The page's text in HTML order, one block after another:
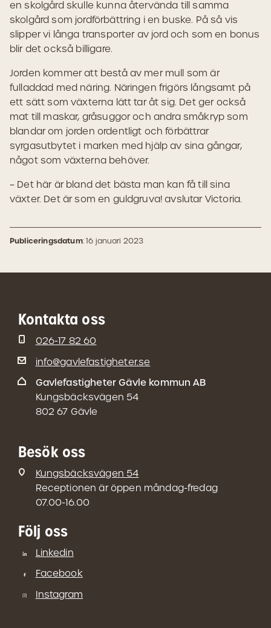
en skolgård skulle kunna återvända till samma
skolgård som jordförbättring i en buske. På så vis
slipper vi långa transporter av jord och som en bonus
blir det också billigare.
Jorden kommer att bestå av mer mull som är
fulladdad med näring. Näringen frigörs långsamt på
ett sätt som växterna lätt tar åt sig. Det ger också
mat till maskar, gråsuggor och andra småkryp som
blandar om jorden ordentligt och förbättrar
syrgasutbytet i marken med hjälp av sina gångar,
något som växterna behöver.
– Det här är bland det bästa man kan få till sina
växter. Det är som en guldgruva! avslutar Victoria.
Publiceringsdatum: 16 januari 2023
Kontakta oss
026-17 82 60
info@gavlefastigheter.se
Gavlefastigheter Gävle kommun AB
Kungsbäcksvägen 54
802 67 Gävle
Besök oss
Kungsbäcksvägen 54
Receptionen är öppen måndag-fredag
07.00-16.00
Följ oss
Linkedin
Facebook
Instagram